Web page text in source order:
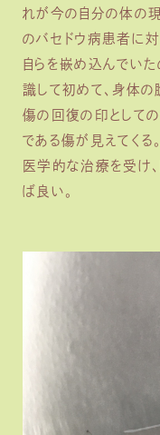
れが今の自分の体の
のバセドウ病患者に
自らを嵌め込んでい
識して初めて、身体
傷の回復の印として
である傷が見えてくる
医学的な治療を受け
ば良い。